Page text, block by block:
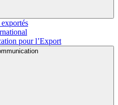
pour l’Export